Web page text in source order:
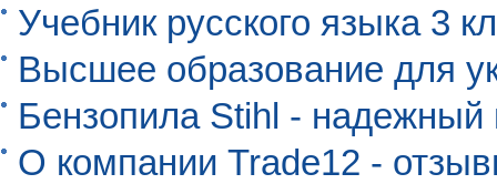
Учебник русского языка 3
Высшее образование для
Бензопила Stihl -
О компании Trade12 -